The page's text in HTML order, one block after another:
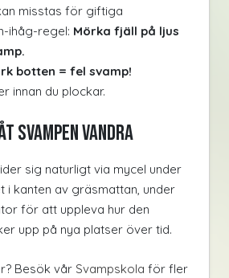
misstas för giftiga
ihåg-regel: Mörka fjäll på ljus
botten = fel svamp!
innan du plockar.
svampen vandra
sig naturligt via mycel under
i kanten av gräsmattan, under
för att uppleva hur den
upp på nya platser över tid.
Besök vår Svampskola för fler